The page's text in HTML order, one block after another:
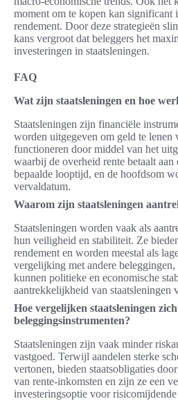
moment om te kopen kan significant
rendement. Door deze strategieën
kans vergroot dat beleggers het
investeringen in staatsleningen.
FAQ
Wat zijn staatsleningen en hoe
Staatsleningen zijn financiële
worden uitgegeven om geld te lenen
functioneren door middel van het
waarbij de overheid rente betaalt aan
bepaalde looptijd, en de hoofdsom
vervaldatum.
Waarom zijn staatsleningen
Staatsleningen worden vaak als
hun veiligheid en stabiliteit. Ze
rendement en worden meestal als
vergelijking met andere
kunnen politieke en economische
aantrekkelijkheid van staatsleningen
Hoe vergelijken staatsleningen
beleggingsinstrumenten?
Staatsleningen zijn vaak minder
vastgoed. Terwijl aandelen sterke
vertonen, bieden staatsobligaties
van rente-inkomsten en zijn ze een
investeringsoptie voor risicomijdende